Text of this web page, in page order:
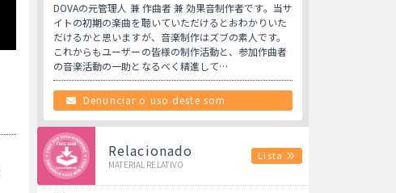
DOVAの元管理人 兼 作曲者 兼 効果音制作者です。当サ
イトの初期の楽曲を聴いていただけるとおわかりいた
だけるかと思いますが、音楽制作はズブの素人です。
これからもユーザーの皆様の制作活動と、参加作曲者
の音楽活動の一助となるべく精進して…
Denunciar o uso deste som
Relacionado
MATERIAL RELATIVO
Lista